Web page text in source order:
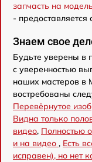
запчасть на
- предоставляется
Знаем свое
Будьте уверены в
с уверенностью
наших мастеров в
востребованы
Перевёрнутое
Видна только
видео, Полностью
и на видео , Есть
исправен), но нет